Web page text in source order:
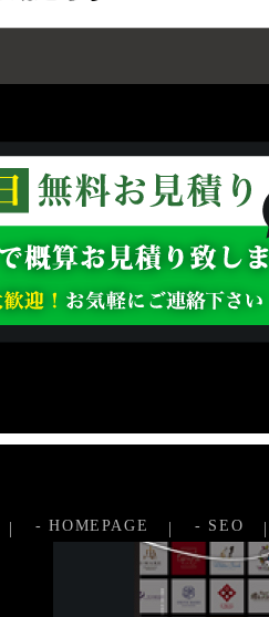
- HOMEPAGE - SEO